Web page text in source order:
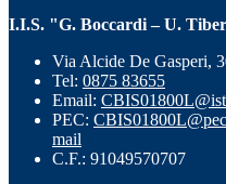
I.I.S. "G. Boccardi – U.
Via Alcide De Gasperi,
Tel: 0875 83655
Email:
PEC:
mail
C.F.: 91049570707